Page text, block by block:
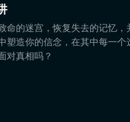
命的迷宫，恢复失去的记忆，
塑造你的信念，在其中每一个
对真相吗？